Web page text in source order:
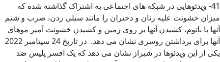
41- ویدئوهایی در شبکه های اجتماعی به اشتراک گذاشته شده که
میزان خشونت علیه زنان و دختران را مانند سیلی زدن، ضرب و شتم
آنها با باتوم، کشیدن آنها بر روی زمین و کشیدن خشونت آمیز موهای
آنها برای برداشتن روسری نشان می دهد. در تاریخ 24 سپتامبر 2022
یکی از این ویدئوها در شیراز نشان می دهد که یک افسر پلیس ضد